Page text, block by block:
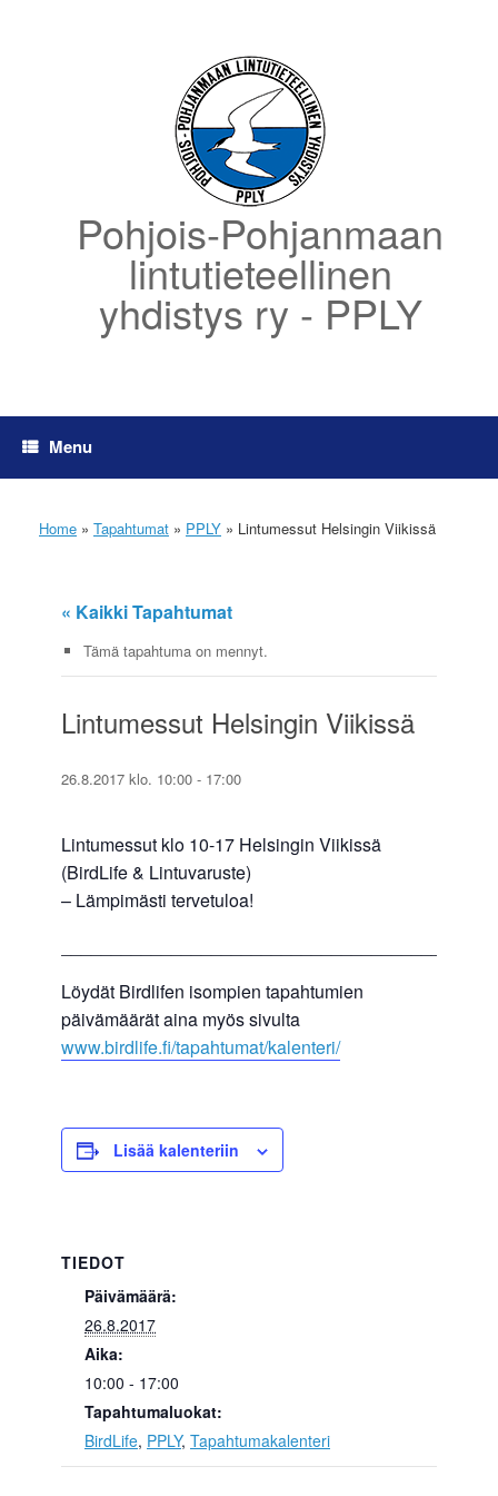
Pohjois-Pohjanmaan
lintutieteellinen
yhdistys ry - PPLY
Menu
Home » Tapahtumat » PPLY » Lintumessut Helsingin Viikissä
« Kaikki Tapahtumat
Tämä tapahtuma on mennyt.
Lintumessut Helsingin Viikissä
26.8.2017 klo. 10:00 - 17:00
Lintumessut klo 10-17 Helsingin Viikissä
(BirdLife & Lintuvaruste)
– Lämpimästi tervetuloa!
Löydät Birdlifen isompien tapahtumien
päivämäärät aina myös sivulta
www.birdlife.fi/tapahtumat/kalenteri/
Lisää kalenteriin
TIEDOT
Päivämäärä:
26.8.2017
Aika:
10:00 - 17:00
Tapahtumaluokat:
BirdLife, PPLY, Tapahtumakalenteri